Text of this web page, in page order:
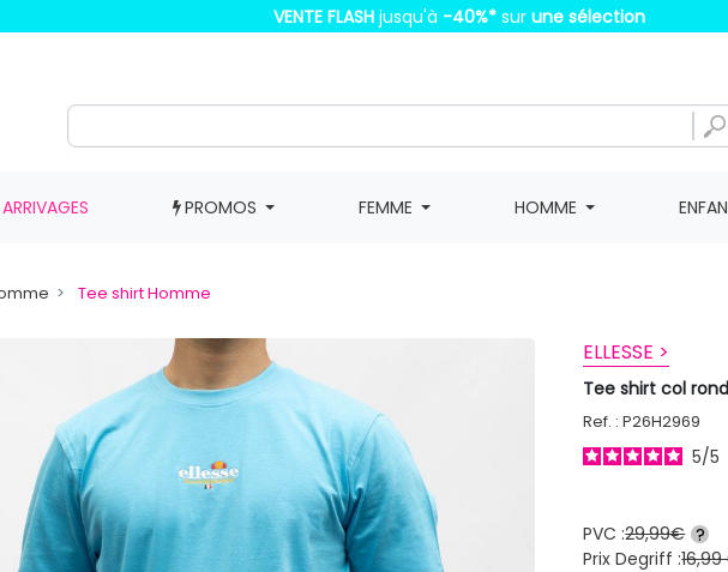
VENTE FLASH jusqu'à -40%* sur une sélection
ARRIVAGES PROMOS FEMME HOMME
Tee shirt Homme
ELLESSE >
Tee shirt col
Ref. : P26H2969
5/5
PVC :29,99€ ?
Prix Degriff :